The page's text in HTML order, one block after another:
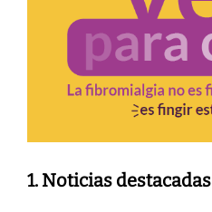
1. Noticias destacadas